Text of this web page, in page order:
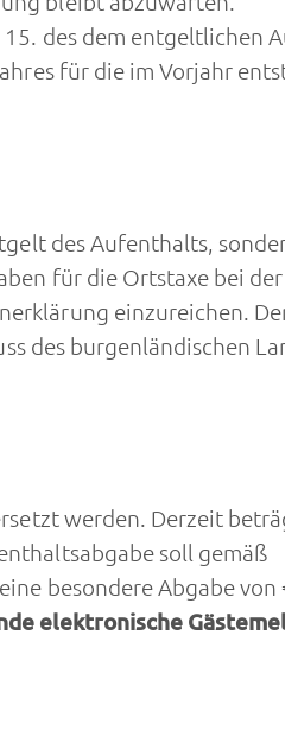
des dem entgeltlichen
für die im Vorjahr
des Aufenthalts,
für die Ortstaxe bei
einzureichen.
des burgenländischen
werden. Derzeit
soll gemäß
besondere Abgabe von
elektronische